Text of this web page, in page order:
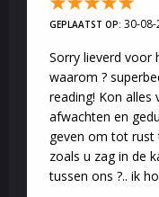
GEPLAATST OP: 30-
Sorry lieverd voor
waarom ?
reading! Kon alles
afwachten en
geven om tot rust
zoals u zag in de
tussen ons ?.. ik